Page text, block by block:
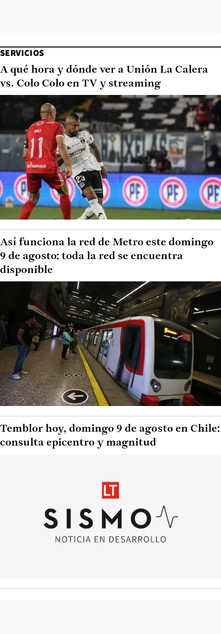
SERVICIOS
A qué hora y dónde ver a Unión La Calera
vs. Colo Colo en TV y streaming
Así funciona la red de Metro este domingo
9 de agosto: toda la red se encuentra
disponible
Temblor hoy, domingo 9 de agosto en Chile:
consulta epicentro y magnitud